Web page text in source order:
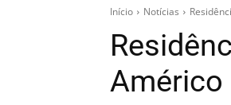
Início Notícias
Américo